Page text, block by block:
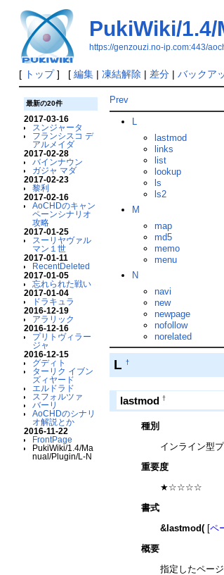
PukiWiki/
https://genzouzi.no-ip.com:443/
[ トップ] [ 編集| 凍結解除 | 差分| バックア
最新の20件
2017-03-16
スンジャータ
フランシスコ デ
アルメイダ
2017-02-28
バインナウン
ガジャ マダ
2017-02-23
黎利
2017-02-16
AoCHDのキャン
ペーンシナリオ
攻略
2017-01-25
スーリヤヴァル
マン１世
2017-01-11
RecentDeleted
2017-01-05
忘れられた戦い
2017-01-04
ドラキュラ
2016-12-19
アラリック
2016-12-16
プリトヴィラー
ジャ
2016-12-15
グディト
ターリク イブン
ズィヤード
エルドラド
スフォルツァ
バーリ
AoCHDのシナリ
オ解説とか
2016-11-22
FrontPage
PukiWiki/1.4/Ma
nual/Plugin/L-N
Prev
L
lastmod
links
list
lookup
ls
ls2
M
map
md5
memo
menu
N
navi
new
newpage
nofollow
norelated
L†
lastmod †
種別
インライン型
重要度
★☆☆☆☆
書式
&lastmod( [ペ
概要
指定したペー